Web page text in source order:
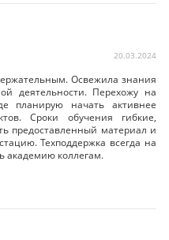
20.03.2024
Освежила знания
деятельности. Перехожу на
планирую начать активнее
Сроки обучения гибкие,
предоставленный материал и
Техподдержка всегда на
академию коллегам.